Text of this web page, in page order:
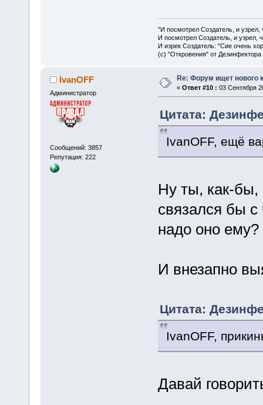
"И посмотрел Создатель, и
И посмотрел Создатель, и узрел,
И изрек Создатель: "Сие очень
(с) "Откровения" от Дезинфектора
IvanOFF
Администратор
Сообщений: 3857
Репутация: 222
Re: Форум ищет нового
« Ответ #10 : 03 Сентября
Цитата:
IvanOFF, ещё
Ну ты, как-
связался бы с
надо оно ему?
И внезапно
Цитата:
IvanOFF,
Давай